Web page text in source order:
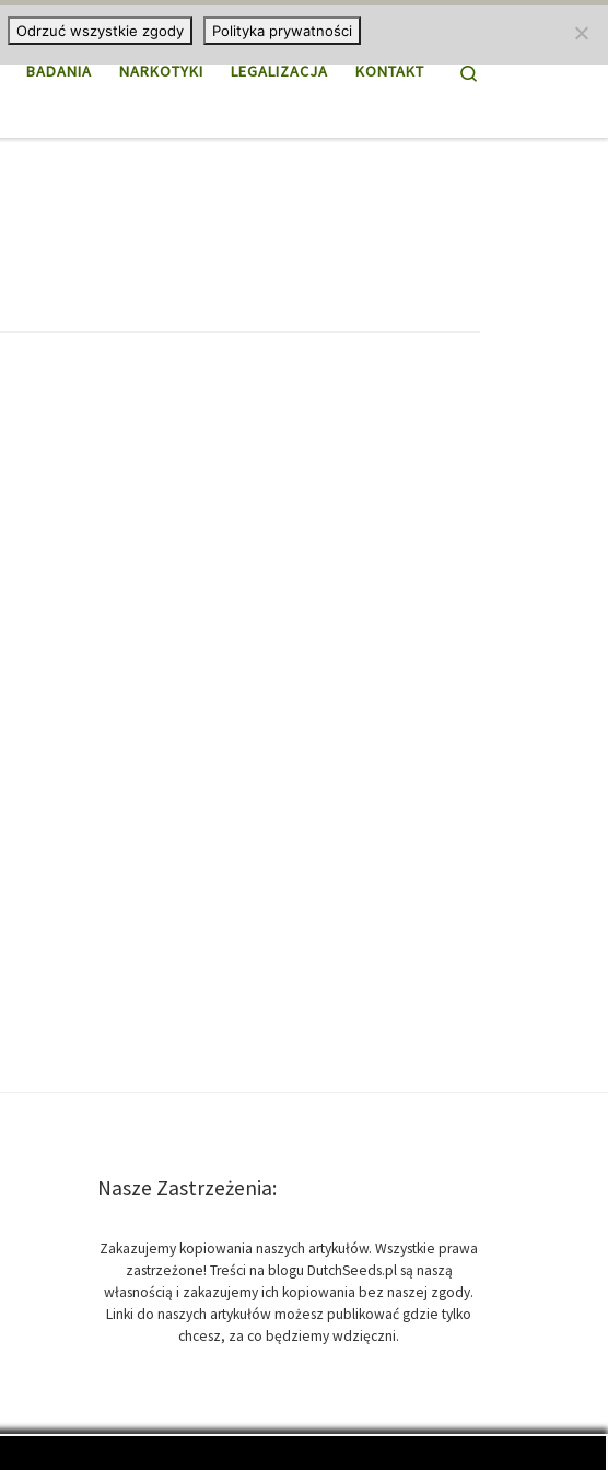
BADANIA NARKOTYKI LEGALIZACJA KONTAKT Search
Nasze Zastrzeżenia:
Zakazujemy kopiowania naszych artykułów. Wszystkie prawa
zastrzeżone! Treści na blogu DutchSeeds.pl są naszą
własnością i zakazujemy ich kopiowania bez naszej zgody.
Linki do naszych artykułów możesz publikować gdzie tylko
chcesz, za co będziemy wdzięczni.
Odrzuć wszystkie zgody Polityka prywatności